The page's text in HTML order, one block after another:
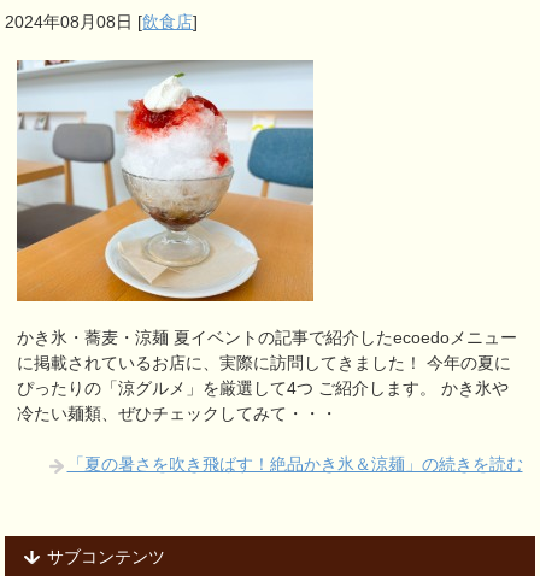
2024年08月08日 [飲食店]
かき氷・蕎麦・涼麺 夏イベントの記事で紹介したecoedoメニュー
に掲載されているお店に、実際に訪問してきました！ 今年の夏に
ぴったりの「涼グルメ」を厳選して4つ ご紹介します。 かき氷や
冷たい麺類、ぜひチェックしてみて・・・
「夏の暑さを吹き飛ばす！絶品かき氷＆涼麺」の続きを読む
サブコンテンツ